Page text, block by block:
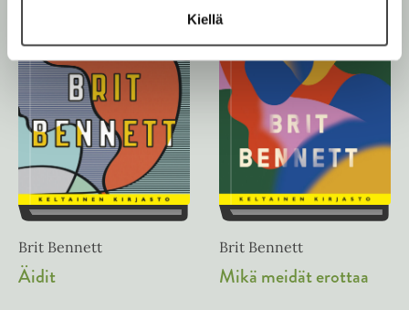
Kiellä
Brit Bennett
Äidit
Brit Bennett
Mikä meidät erottaa